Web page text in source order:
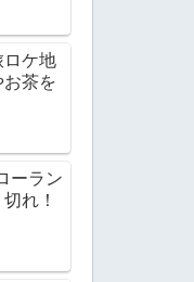
ケ地
茶を
ーラン
れ！